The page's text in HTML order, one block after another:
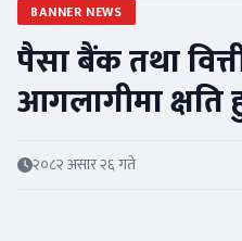
BANNER NEWS
पैसा बैंक तथा
आगलागीमा
२०८२ असार २६ गते